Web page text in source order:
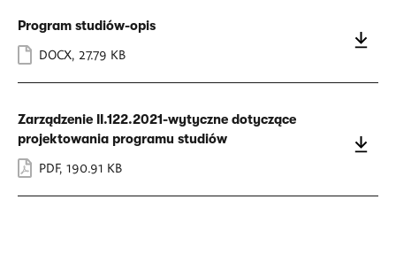
Program studiów-opis
DOCX 27.79 KB
Zarządzenie II.122.2021-wytyczne dotyczące
projektowania programu studiów
PDF, 190.91 KB